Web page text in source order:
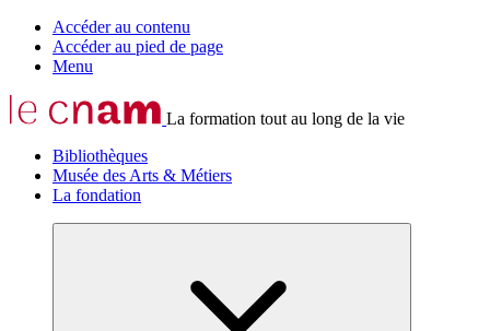
Accéder au contenu
Accéder au pied de page
Menu
La formation tout au long de la vie
Bibliothèques
Musée des Arts & Métiers
La fondation